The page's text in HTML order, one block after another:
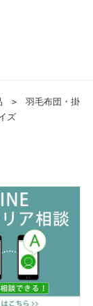
＞
羽毛布団・掛
ズ